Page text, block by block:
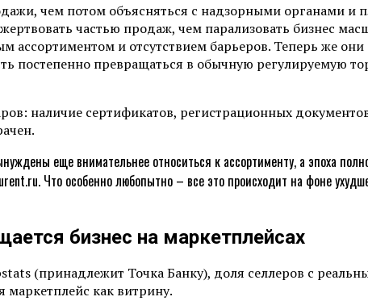
чем потом объясняться с надзорными органами и
частью продаж, чем парализовать бизнес
и отсутствием барьеров. Теперь же
постепенно превращаться в обычную регулируемую
наличие сертификатов, регистрационных
еще внимательнее относиться к ассортименту, а эпоха
Что особенно любопытно – все это происходит на фоне
бизнес на маркетплейсах
(принадлежит Точка Банку), доля селлеров с
маркетплейс как витрину.